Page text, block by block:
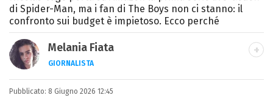
di Spider-Man, ma i fan di The Boys non ci stanno: il
confronto sui budget è impietoso. Ecco perché
Melania Fiata
GIORNALISTA
Laureata in Lettere, divoratrice di libri e
serie. Scrivo di spettacoli, film e TV.
Pubblicato: 8 Giugno 2026 12:45